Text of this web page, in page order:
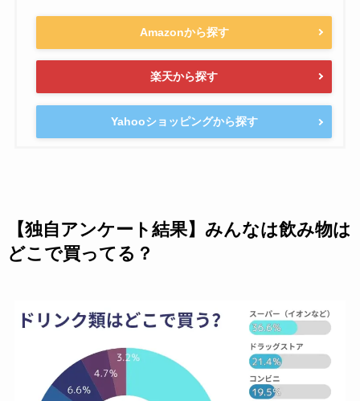
Amazonから探す
楽天から探す
Yahooショッピングから探す
【独自アンケート結果】みんなは飲み物は
どこで買ってる？